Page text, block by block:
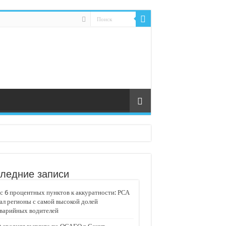
«Движение»
записи
6 процентных пунктов к аккуратности: РСА
регионы с самой высокой долей
водителей